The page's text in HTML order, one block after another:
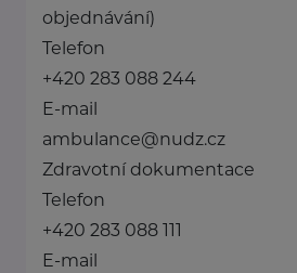
objednávání)
Telefon
+420 283 088 244
E-mail
ambulance@nudz.cz
Zdravotní dokumentace
Telefon
+420 283 088 111
E-mail